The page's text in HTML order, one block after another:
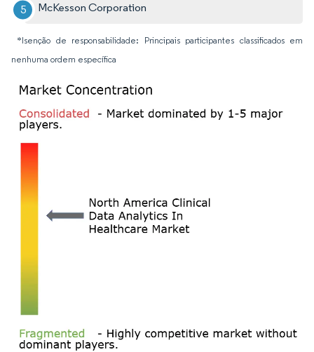
McKesson Corporation
*Isenção de responsabilidade: Principais participantes classificados em
nenhuma ordem específica